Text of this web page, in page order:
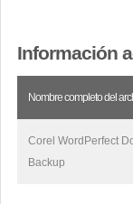
Información
Nombre completo del
Corel WordPerfect
Backup